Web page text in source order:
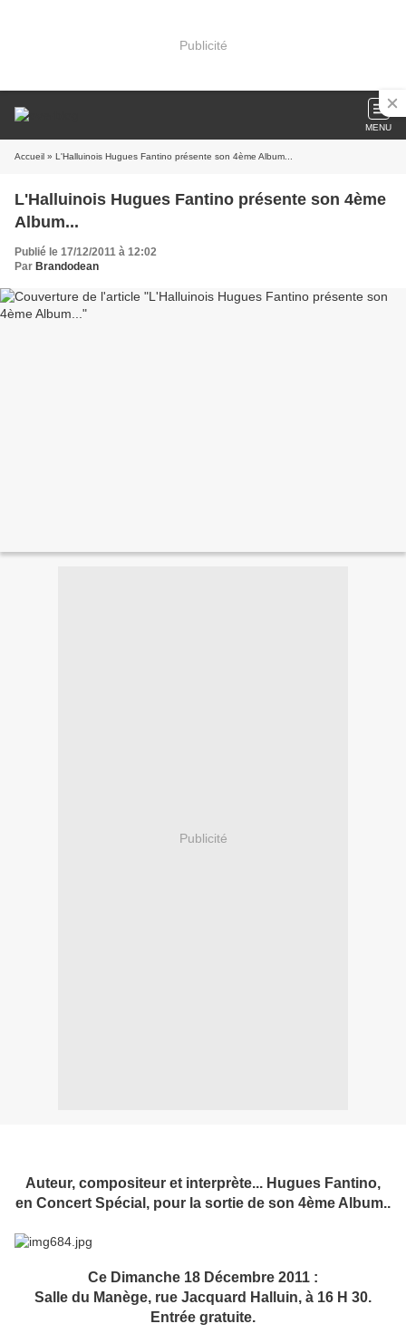
Publicité
MENU
Accueil » L'Halluinois Hugues Fantino présente son 4ème Album...
L'Halluinois Hugues Fantino présente son 4ème
Album...
Publié le 17/12/2011 à 12:02
Par Brandodean
Publicité
Auteur, compositeur et interprète... Hugues Fantino,
en Concert Spécial, pour la sortie de son 4ème Album..
Ce Dimanche 18 Décembre 2011 :
Salle du Manège, rue Jacquard Halluin, à 16 H 30.
Entrée gratuite.